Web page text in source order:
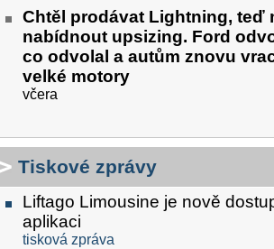
Chtěl prodávat Lightning, teď
nabídnout upsizing. Ford
co odvolal a autům znovu
velké motory
včera
Tiskové zprávy
Liftago Limousine je nově
aplikaci
tisková zpráva